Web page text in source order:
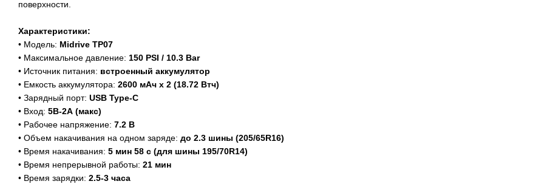
поверхности.
Характеристики:
• Модель: Midrive TP07
• Максимальное давление: 150 PSI / 10.3 Bar
• Источник питания: встроенный аккумулятор
• Емкость аккумулятора: 2600 мАч х 2 (18.72 Втч)
• Зарядный порт: USB Type-C
• Вход: 5В-2А (макс)
• Рабочее напряжение: 7.2 В
• Объем накачивания на одном заряде: до 2.3 шины (205/65R16)
• Время накачивания: 5 мин 58 с (для шины 195/70R14)
• Время непрерывной работы: 21 мин
• Время зарядки: 2.5-3 часа